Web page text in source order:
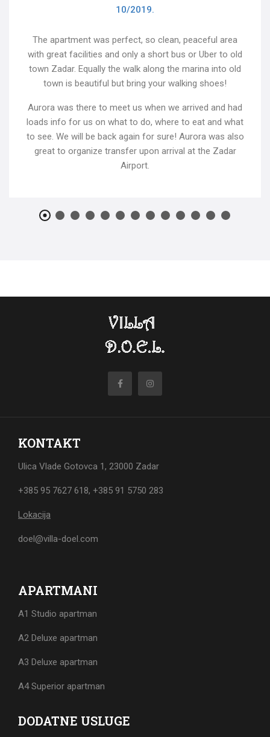
10/2019.
The apartment was perfect, so clean, peaceful area
with great facilities and only a short bus or Uber to old
town Zadar. Equally the walk along the marina into old
town is beautiful but bring your walking shoes!
Aurora was there to meet us when we arrived and had
loads info for us on what to do, where to eat and what
to see. We will be back again for sure! Aurora was also
great to organize transfer upon arrival at the Zadar
Airport.
KONTAKT
Ulica Vlade Gotovca 1, 23000 Zadar
+385 95 7627 618, +385 91 5750 283
Lokacija
doel@villa-doel.com
APARTMANI
A1 Studio apartman
A2 Deluxe apartman
A3 Deluxe apartman
A4 Superior apartman
DODATNE USLUGE